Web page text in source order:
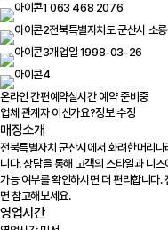
063 468 2076
전북특별자치도 군산시 소
개업일 1998-03-26
온라인 간편예약실시간 예약 준비중
업체 관계자 이신가요?정보 수정
매장소개
전북특별자치 군산시에서 화려한머리
니다. 상담을 통해 고객의 스타일과 니
가능 여부를 확인하시면 더 편리합니다
면 참고해보세요.
영업시간